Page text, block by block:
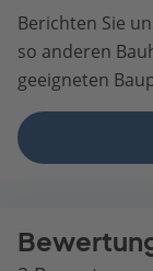
Berichten Sie
so anderen
geeigneten